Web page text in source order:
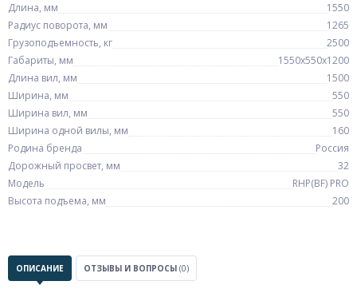
Длина, мм
1550
Радиус поворота, мм
1265
Грузоподъемность, кг
2500
Габариты, мм
1550х550х1200
Длина вил, мм
1500
Ширина, мм
550
Ширина вил, мм
550
Ширина одной вилы, мм
160
Родина бренда
Россия
Дорожный просвет, мм
32
Модель
RHP(BF) PRO
Высота подъема, мм
200
ОПИСАНИЕ ОТЗЫВЫ И ВОПРОСЫ (0)